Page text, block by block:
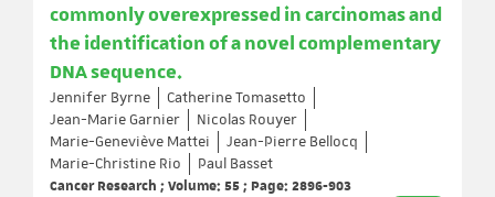
commonly overexpressed in carcinomas and
the identification of a novel complementary
DNA sequence.
Jennifer Byrne
Catherine Tomasetto
Jean-Marie Garnier
Nicolas Rouyer
Marie-Geneviève Mattei
Jean-Pierre Bellocq
Marie-Christine Rio
Paul Basset
Cancer Research ; Volume: 55 ; Page: 2896-903